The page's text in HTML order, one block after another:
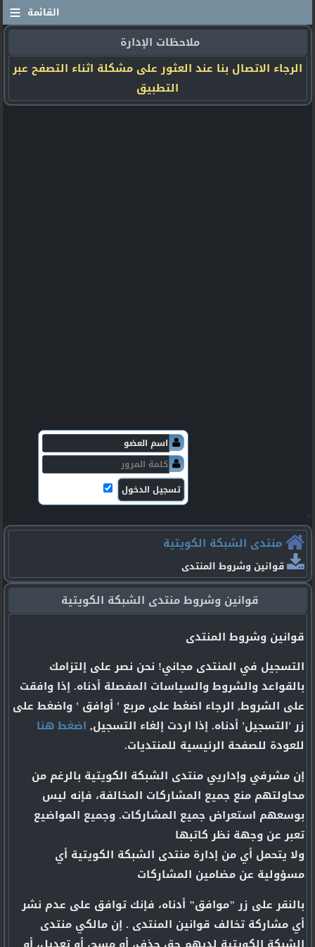
≡ القائمة
ملاحظات الإدارة
الرجاء الاتصال بنا عند العثور على مشكلة اثناء التصفح عبر
التطبيق
منتدى الشبكة الكويتية
قوانين وشروط المنتدى
قوانين وشروط منتدى الشبكة الكويتية
قوانين وشروط المنتدى
التسجيل في المنتدى مجاني! نحن نصر على إلتزامك
بالقواعد والشروط والسياسات المفصلة أدناه. إذا وافقت
على الشروط, الرجاء اضغط على مربع ' أوافق ' واضغط على
زر 'التسجيل' أدناه. إذا اردت إلغاء التسجيل, اضغط هنا
للعودة للصفحة الرئيسية للمنتديات.
إن مشرفي وإداريي منتدى الشبكة الكويتية بالرغم من
محاولتهم منع جميع المشاركات المخالفة، فإنه ليس
بوسعهم استعراض جميع المشاركات. وجميع المواضيع
تعبر عن وجهة نظر كاتبها
ولا يتحمل أي من إدارة منتدى الشبكة الكويتية أي
مسؤولية عن مضامين المشاركات
بالنقر على زر "موافق" أدناه، فإنك توافق على عدم نشر
أي مشاركة تخالف قوانين المنتدى . إن مالكي منتدى